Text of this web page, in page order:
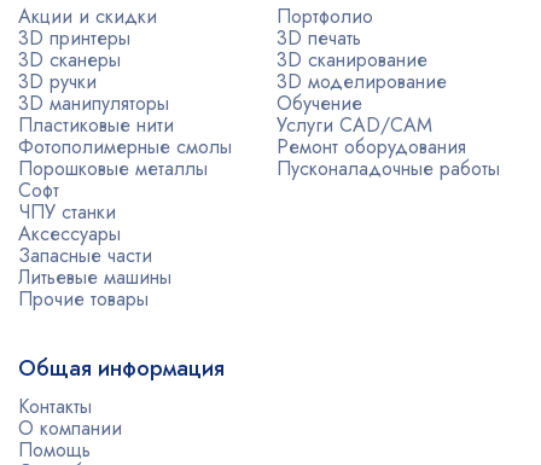
Акции и скидки
3D принтеры
3D сканеры
3D ручки
3D манипуляторы
Пластиковые нити
Фотополимерные смолы
Порошковые металлы
Софт
ЧПУ станки
Аксессуары
Запасные части
Литьевые машины
Прочие товары
Портфолио
3D печать
3D сканирование
3D моделирование
Обучение
Услуги CAD/CAM
Ремонт оборудования
Пусконаладочные работы
Общая информация
Контакты
О компании
Помощь